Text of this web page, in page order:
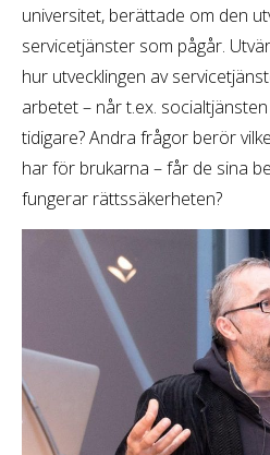
universitet, berättade om den
servicetjänster som pågår.
hur utvecklingen av
arbetet – når t.ex.
tidigare? Andra frågor berör
har för brukarna – får de sina
fungerar rättssäkerheten?